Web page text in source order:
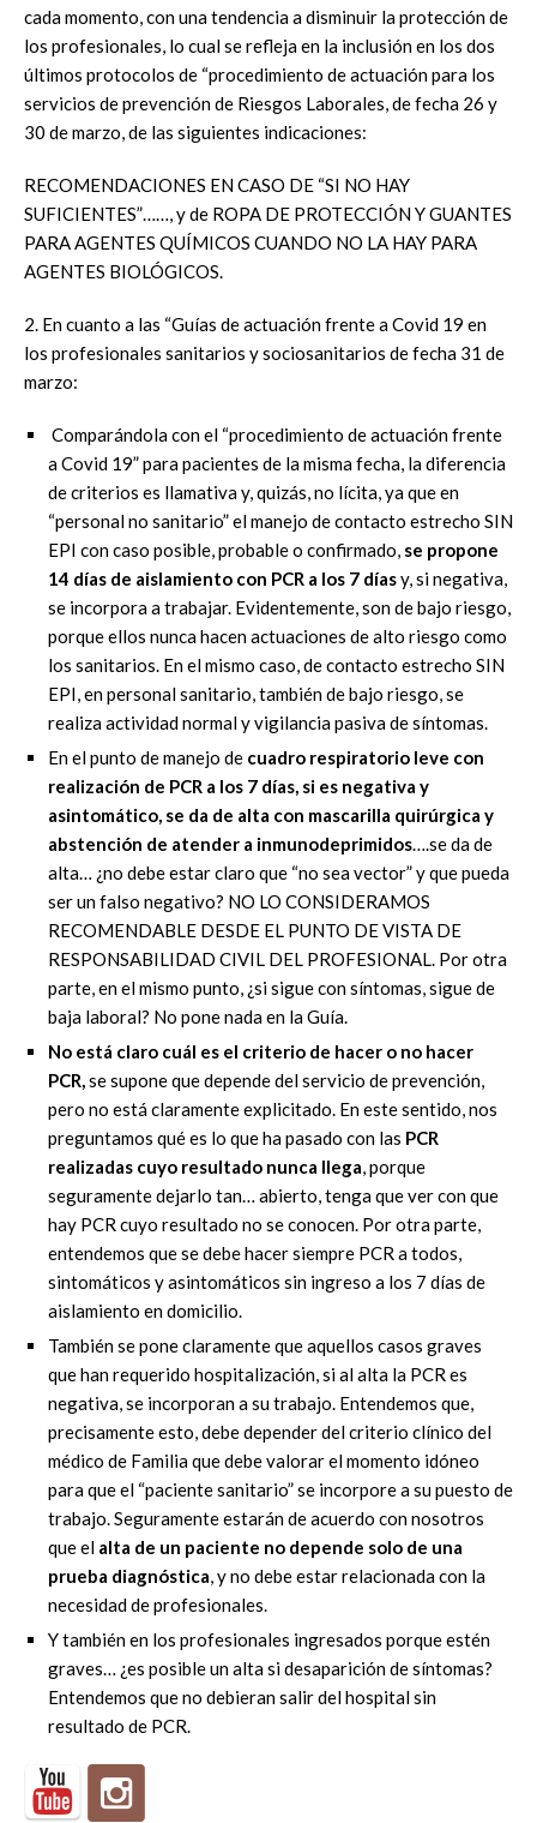
cada momento, con una tendencia a disminuir la protección de
los profesionales, lo cual se refleja en la inclusión en los dos
últimos protocolos de “procedimiento de actuación para los
servicios de prevención de Riesgos Laborales, de fecha 26 y
30 de marzo, de las siguientes indicaciones:
RECOMENDACIONES EN CASO DE “SI NO HAY
SUFICIENTES”……, y de ROPA DE PROTECCIÓN Y GUANTES
PARA AGENTES QUÍMICOS CUANDO NO LA HAY PARA
AGENTES BIOLÓGICOS.
2. En cuanto a las “Guías de actuación frente a Covid 19 en
los profesionales sanitarios y sociosanitarios de fecha 31 de
marzo:
Comparándola con el “procedimiento de actuación frente
a Covid 19” para pacientes de la misma fecha, la diferencia
de criterios es llamativa y, quizás, no lícita, ya que en
“personal no sanitario” el manejo de contacto estrecho SIN
EPI con caso posible, probable o confirmado, se propone
14 días de aislamiento con PCR a los 7 díasy, si negativa,
se incorpora a trabajar. Evidentemente, son de bajo riesgo,
porque ellos nunca hacen actuaciones de alto riesgo como
los sanitarios. En el mismo caso, de contacto estrecho SIN
EPI, en personal sanitario, también de bajo riesgo, se
realiza actividad normal y vigilancia pasiva de síntomas.
En el punto de manejo de cuadro respiratorio leve con
realización de PCR a los 7 días, si es negativa y
asintomático, se da de alta con mascarilla quirúrgica y
abstención de atender a inmunodeprimidos….se da de
alta… ¿no debe estar claro que “no sea vector” y que pueda
ser un falso negativo? NO LO CONSIDERAMOS
RECOMENDABLE DESDE EL PUNTO DE VISTA DE
RESPONSABILIDAD CIVIL DEL PROFESIONAL. Por otra
parte, en el mismo punto, ¿si sigue con síntomas, sigue de
baja laboral? No pone nada en la Guía.
No está claro cuál es el criterio de hacer o no hacer
PCR,se supone que depende del servicio de prevención,
pero no está claramente explicitado. En este sentido, nos
preguntamos qué es lo que ha pasado con las PCR
realizadas cuyo resultado nunca llega, porque
seguramente dejarlo tan… abierto, tenga que ver con que
hay PCR cuyo resultado no se conocen. Por otra parte,
entendemos que se debe hacer siempre PCR a todos,
sintomáticos y asintomáticos sin ingreso a los 7 días de
aislamiento en domicilio.
También se pone claramente que aquellos casos graves
que han requerido hospitalización, si al alta la PCR es
negativa, se incorporan a su trabajo. Entendemos que,
precisamente esto, debe depender del criterio clínico del
médico de Familia que debe valorar el momento idóneo
para que el “paciente sanitario” se incorpore a su puesto de
trabajo. Seguramente estarán de acuerdo con nosotros
que el alta de un paciente no depende solo de una
prueba diagnóstica, y no debe estar relacionada con la
necesidad de profesionales.
Y también en los profesionales ingresados porque estén
graves… ¿es posible un alta si desaparición de síntomas?
Entendemos que no debieran salir del hospital sin
resultado de PCR.